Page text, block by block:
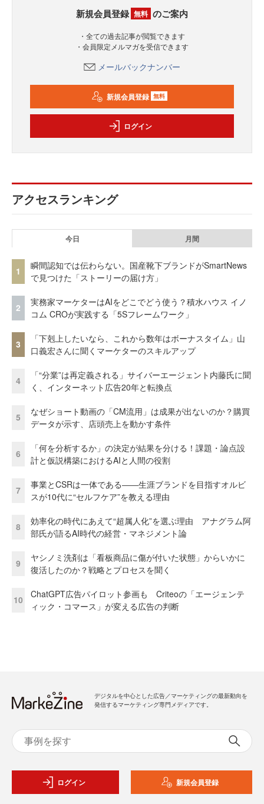
新規会員登録 無料 のご案内
・全ての過去記事が閲覧できます
・会員限定メルマガを受信できます
メールバックナンバー
新規会員登録 無料
ログイン
アクセスランキング
今日 月間
1
瞬間認知では伝わらない。国産靴下ブランドがSmartNews
で見つけた「ストーリーの届け方」
2
実務家マーケターはAIをどこでどう使う？積水ハウス イノ
コム CROが実践する「5Sフレームワーク」
3
「下剋上したいなら、これから数年はボーナスタイム」山
口義宏さんに聞くマーケターのスキルアップ
4
「“分業”は再定義される」サイバーエージェント内藤氏に聞
く、インターネット広告20年と転換点
5
なぜショート動画の「CM流用」は成果が出ないのか？購買
データが示す、店頭売上を動かす条件
6
「何を分析するか」の決定が結果を分ける！課題・論点設
計と仮説構築におけるAIと人間の役割
7
事業とCSRは一体である――生涯ブランドを目指すオルビ
スが10代に“セルフケア”を教える理由
8
効率化の時代にあえて“超属人化”を選ぶ理由 アナグラム阿
部氏が語るAI時代の経営・マネジメント論
9
ヤシノミ洗剤は「看板商品に傷が付いた状態」からいかに
復活したのか？戦略とプロセスを聞く
10
ChatGPT広告パイロット参画も Criteoの「エージェンテ
ィック・コマース」が変える広告の判断
デジタルを中心とした広告／マーケティングの最新動向を
発信するマーケティング専門メディアです。
ログイン 新規会員登録